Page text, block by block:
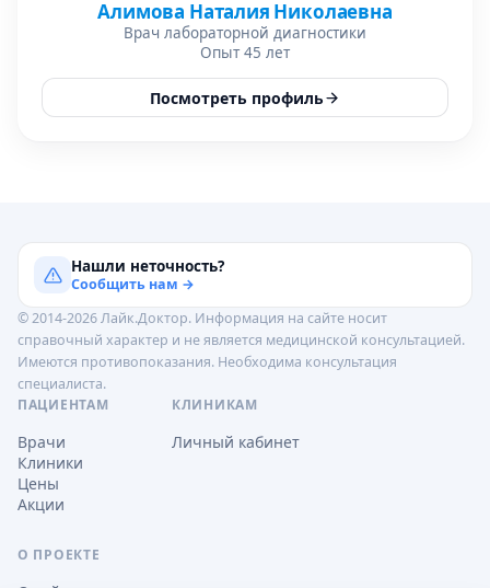
Алимова Наталия Николаевна
Врач лабораторной диагностики
Опыт 45 лет
Посмотреть профиль
Нашли неточность?
Сообщить нам →
© 2014-2026 Лайк.Доктор. Информация на сайте носит
справочный характер и не является медицинской консультацией.
Имеются противопоказания. Необходима консультация
специалиста.
ПАЦИЕНТАМ
Врачи
Клиники
Цены
Акции
КЛИНИКАМ
Личный кабинет
О ПРОЕКТЕ